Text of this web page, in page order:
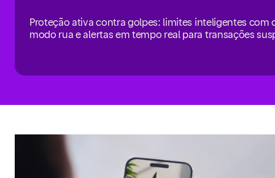
Proteção ativa contra golpes: limites inteligentes com
modo rua e alertas em tempo real para transações